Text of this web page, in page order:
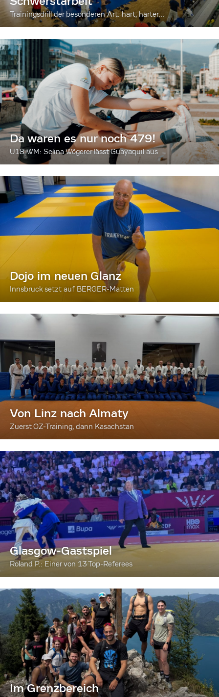
Trainingsdrill der besonderen Art: hart, härter...
Da waren es nur noch 479!
U18-WM: Selina Wögerer lässt Guayaquil aus
Dojo im neuen Glanz
Innsbruck setzt auf BERGER-Matten
Von Linz nach Almaty
Zuerst OZ-Training, dann Kasachstan
Glasgow-Gastspiel
Roland P.: Einer von 13 Top-Referees
Im Grenzbereich